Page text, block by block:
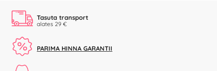
Tasuta transport
alates 29 €
PARIMA HINNA GARANTII